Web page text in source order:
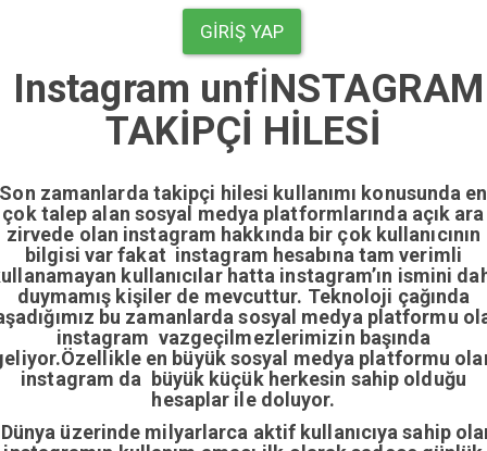
GIRIŞ YAP
Instagram unfİNSTAGRAM
TAKİPÇİ HİLESİ
Son zamanlarda takipçi hilesi kullanımı konusunda en
çok talep alan sosyal medya platformlarında açık ara
zirvede olan instagram hakkında bir çok kullanıcının
bilgisi var fakat instagram hesabına tam verimli
kullanıcılar hatta instagram’ın ismini
duymamış kişiler de mevcuttur. Teknoloji çağında
bu zamanlarda sosyal medya platformu
instagram vazgeçilmezlerimizin başında
en büyük sosyal medya platformu
instagram da büyük küçük herkesin sahip olduğu
hesaplar ile doluyor.
üzerinde milyarlarca aktif kullanıcıya sahip